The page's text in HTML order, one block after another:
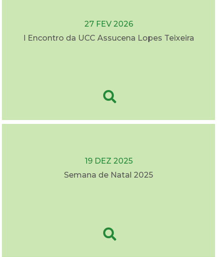
27 FEV 2026
I Encontro da UCC Assucena Lopes Teixeira
19 DEZ 2025
Semana de Natal 2025